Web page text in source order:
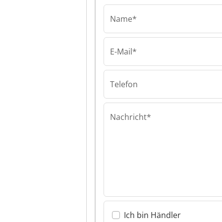
Name*
E-Mail*
Telefon
Nachricht*
Ich bin Händler